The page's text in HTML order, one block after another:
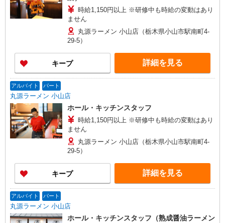
時給1,150円以上 ※研修中も時給の変動はあり
ません
丸源ラーメン 小山店（栃木県小山市駅南町4-
29-5）
キープ 詳細を見る
アルバイト パート
丸源ラーメン 小山店
ホール・キッチンスタッフ
時給1,150円以上 ※研修中も時給の変動はあり
ません
丸源ラーメン 小山店（栃木県小山市駅南町4-
29-5）
キープ 詳細を見る
アルバイト パート
丸源ラーメン 小山店
ホール・キッチンスタッフ（熟成醤油ラーメン